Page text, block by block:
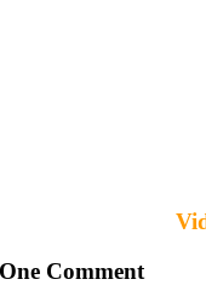
One Comment